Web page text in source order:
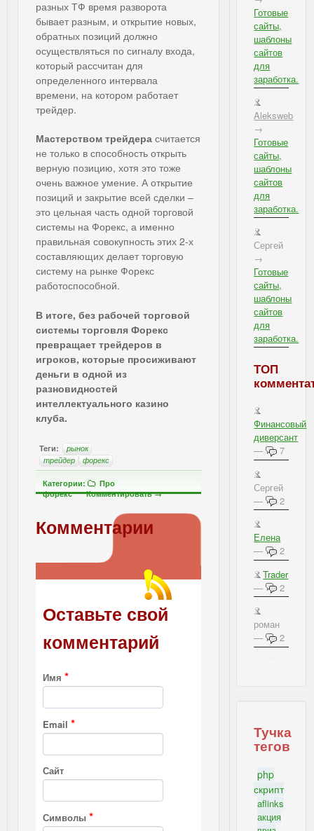
разных ТФ время разворота
бывает разным, и открытие новых,
обратных позиций должно
осуществляться по сигналу входа,
который рассчитан для
определенного интервала
времени, на котором работает
трейдер.
Мастерством трейдера считается
не только в способность открыть
верную позицию, хотя это тоже
очень важное умение. А открытие
позиций и закрытие всей сделки –
это цельная часть одной торговой
системы на Форекс, а именно
правильная совокупность этих 2-х
составляющих делает торговую
систему на рынке Форекс
работоспособной.
В итоге, без рабочей торговой
системы торговля Форекс
превращает трейдеров в
игроков, которые просиживают
деньги в одной из
разновидностей
интеллектуального казино
клуба.
Теги:
рынок
трейдер
форекс
Категории:
Про
форекс
Комментировать →
Комментарии
Оставьте свой
комментарий
Имя *
Email *
Сайт
Символы *
Готовые
сайты,
шаблоны
сайтов
для
заработка.
Aleksweb
→
Готовые
сайты,
шаблоны
сайтов
для
заработка.
Сергей
→
Готовые
сайты,
шаблоны
сайтов
для
заработка.
ТОП
Финансовый
диверсант
—
7
Сергей
—
2
Елена
—
2
Trader
—
2
роман
—
2
Тучка
тегов
php
скрипт
aflinks
акция